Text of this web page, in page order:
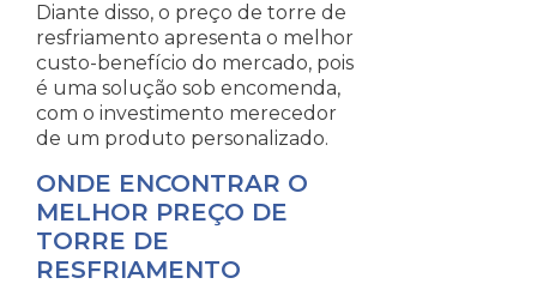
Diante disso, o preço de torre de
resfriamento apresenta o melhor
custo-benefício do mercado, pois
é uma solução sob encomenda,
com o investimento merecedor
de um produto personalizado.
ONDE ENCONTRAR O
MELHOR PREÇO DE
TORRE DE
RESFRIAMENTO